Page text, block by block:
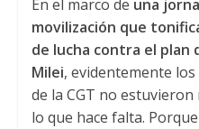
En el marco de una
movilización que
de lucha contra el plan
Milei, evidentemente
de la CGT no estuvieron
lo que hace falta.